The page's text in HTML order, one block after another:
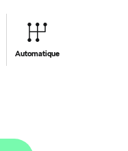
Automatique